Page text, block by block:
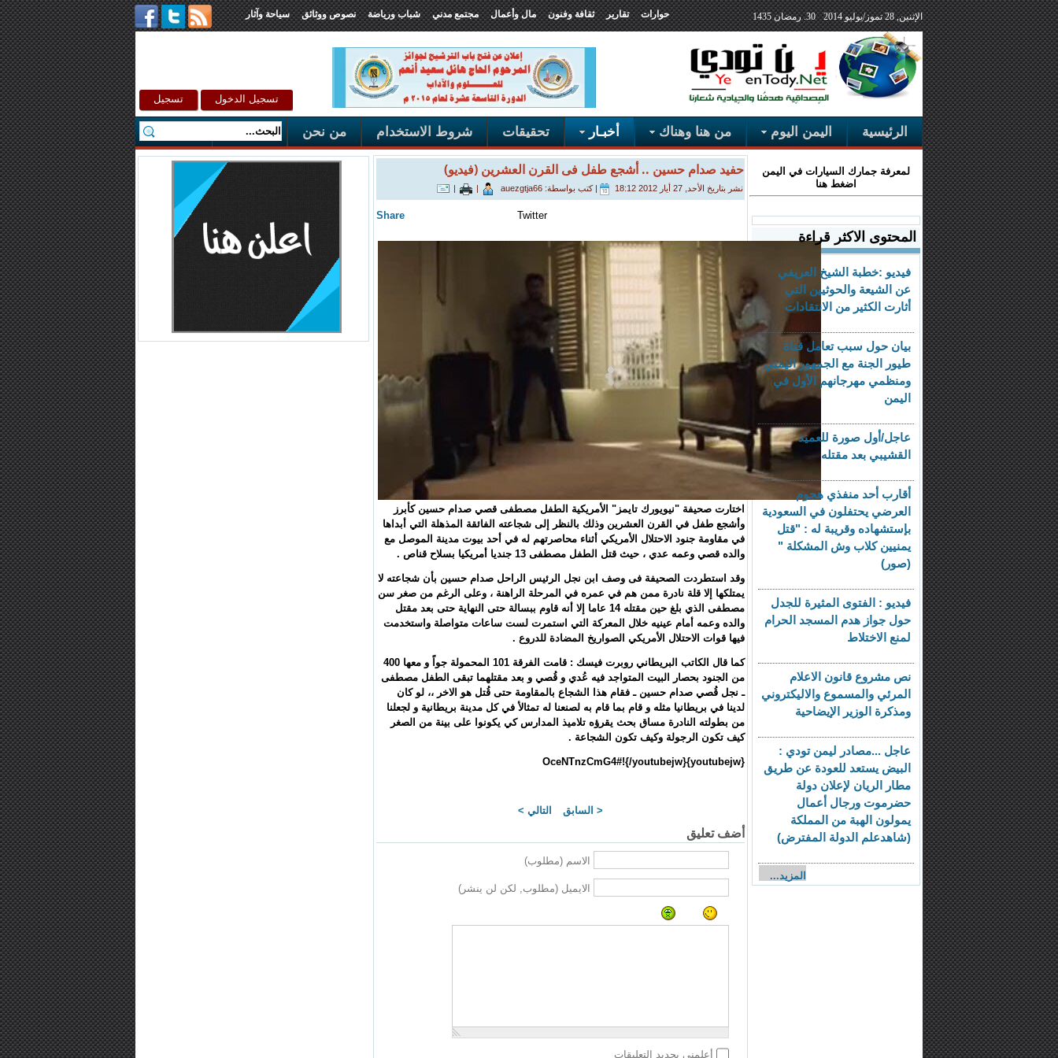
تسجيل الدخول تسجيل
الإثنين, 28 تموز/يوليو 2014 30. رمضان 1435 حوارات تقارير ثقافة وفنون مال وأعمال مجتمع مدني شباب ورياضة نصوص ووثائق سياحة وآثار
الرئيسية اليمن اليوم من هنا وهناك أخبـار تحقيقات شروط الاستخدام من نحن اتصل بنا
حفيد صدام حسين .. أشجع طفل فى القرن العشرين (فيديو)
نشر بتاريخ الأحد, 27 أيار 2012 18:12 |كتب بواسطة: auezgtja66 |
|
Share Twitter
اختارت صحيفة "نيويورك تايمز" الأمريكية الطفل مصطفى قصي صدام حسين كأبرز
وأشجع طفل في القرن العشرين وذلك بالنظر إلى شجاعته الفائقة المذهلة التي أبداها
في مقاومة جنود الاحتلال الأمريكي أثناء محاصرتهم له في أحد بيوت مدينة الموصل مع
والده قصي وعمه عدي ، حيث قتل الطفل مصطفى 13 جنديا أمريكيا بسلاح قناص .
وقد استطردت الصحيفة فى وصف ابن نجل الرئيس الراحل صدام حسين بأن شجاعته لا
يمتلكها إلا قلة نادرة ممن هم في عمره في المرحلة الراهنة ، وعلى الرغم من صغر سن
مصطفى الذي بلغ حين مقتله 14 عاما إلا أنه قاوم ببسالة حتى النهاية حتى بعد مقتل
والده وعمه أمام عينيه خلال المعركة التي استمرت لست ساعات متواصلة واستخدمت
فيها قوات الاحتلال الأمريكي الصواريخ المضادة للدروع .
كما قال الكاتب البريطاني روبرت فيسك : قامت الفرقة 101 المحمولة جواً و معها 400
من الجنود بحصار البيت المتواجد فيه عُدي و قُصي و بعد مقتلهما تبقى الطفل مصطفى
ـ نجل قُصي صدام حسين ـ فقام هذا الشجاع بالمقاومة حتى قُتل هو الاخر ،، لو كان
لدينا في بريطانيا مثله و قام بما قام به لصنعنا له تمثالأ في كل مدينة بريطانية و لجعلنا
من بطولته النادرة مساق بحث يقرؤه تلاميذ المدارس كي يكونوا على بينة من الصغر
كيف تكون الرجولة وكيف تكون الشجاعة .
{youtubejw}OceNTnzCmG4#!{/youtubejw}
< السابق التالي >
أضف تعليق
الاسم (مطلوب)
الايميل (مطلوب, لكن لن ينشر)
أعلمني بجديد التعليقات
لمعرفة جمارك السيارات في اليمن
اضغط هنا
المحتوى الاكثر قراءة
فيديو :خطبة الشيخ العريفي
عن الشيعة والحوثيين التي
أثارت الكثير من الانتقادات
بيان حول سبب تعامل قناة
طيور الجنة مع الجمهور اليمني
ومنظمي مهرجانهم الأول في
اليمن
عاجل/أول صورة للعميد
القشيبي بعد مقتله
أقارب أحد منفذي هجوم
العرضي يحتفلون في السعودية
بإستشهاده وقريبة له : "قتل
يمنيين كلاب وش المشكلة "
(صور)
فيديو : الفتوى المثيرة للجدل
حول جواز هدم المسجد الحرام
لمنع الاختلاط
نص مشروع قانون الاعلام
المرئي والمسموع والاليكتروني
ومذكرة الوزير الإيضاحية
عاجل ...مصادر ليمن تودي :
البيض يستعد للعودة عن طريق
مطار الريان لإعلان دولة
حضرموت ورجال أعمال
يمولون الهبة من المملكة
(شاهدعلم الدولة المفترض)
المزيد...